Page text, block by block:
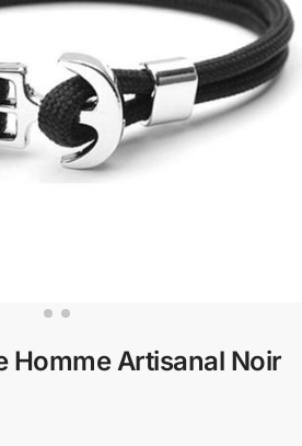
Homme Artisanal Noir